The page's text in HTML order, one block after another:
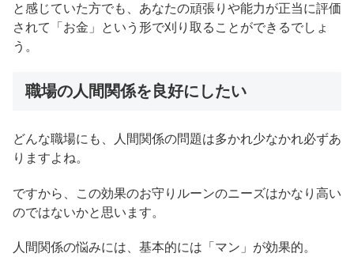
と感じていた方でも、あなたの頑張りや能力が正当に評価
されて「お金」という形で刈り取ることができるでしょ
う。
職場の人間関係を良好にしたい
どんな職場にも、人間関係の問題は多かれ少なかれ必ずあ
りますよね。
ですから、この効果のお守りルーンのニーズはかなり高い
のではないかと思います。
人間関係の悩みには、基本的には「マン」が効果的。